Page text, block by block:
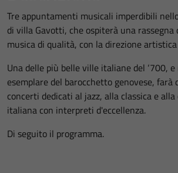
Tre appuntamenti musicali imperdibili
di villa Gavotti, che ospiterà una rassegna
musica di qualità, con la direzione
Una delle più belle ville italiane del ‘700,
esemplare del barocchetto genovese, farà
concerti dedicati al jazz, alla classica e alla
italiana con interpreti d'eccellenza.
Di seguito il programma.